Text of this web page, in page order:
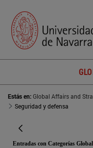
Estás en:Global Affairs and
Seguridad y defensa
Entradas con Categorías